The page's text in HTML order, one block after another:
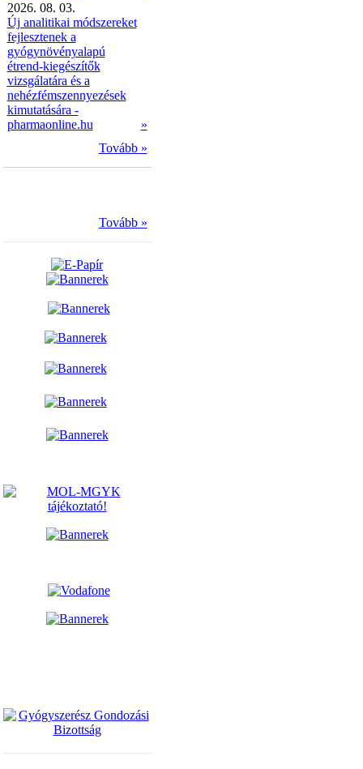
2026. 08. 03.
Új analitikai módszereket
fejlesztenek a
gyógynövényalapú
étrend-kiegészítők
vizsgálatára és a
nehézfémszennyezések
kimutatására -
pharmaonline.hu
»
Tovább »
Tovább »